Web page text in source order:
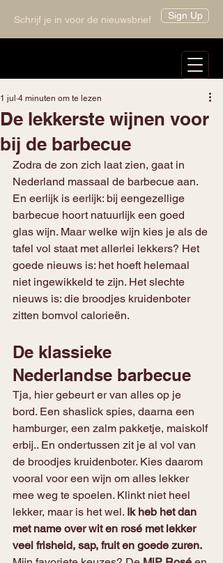
Schrijf je in voor de nieuwsbrief Sign Up
De lekkerste wijnen voor
bij de barbecue
1 jul 4 minuten om te lezen
Zodra de zon zich laat zien, gaat in
Nederland massaal de barbecue aan.
En eerlijk is eerlijk: bij eengezellige
barbecue hoort natuurlijk een goed
glas wijn. Maar welke wijn kies je als de
tafel vol staat met allerlei lekkers? Het
goede nieuws is: het hoeft helemaal
niet ingewikkeld te zijn. Het slechte
nieuws is: die broodjes kruidenboter
zitten bomvol calorieën.
De klassieke
Nederlandse barbecue
Tja, hier gebeurt er van alles op je
bord. Een shaslick spies, daarna een
hamburger, een zalm pakketje, maiskolf
erbij.. En ondertussen zit je al vol van
de broodjes kruidenboter. Kies daarom
vooral voor een wijn om alles lekker
mee weg te spoelen. Klinkt niet heel
lekker, maar is het wel. Ik heb het dan
met name over wit en rosé met lekker
veel frisheid, sap, fruit en goede zuren.